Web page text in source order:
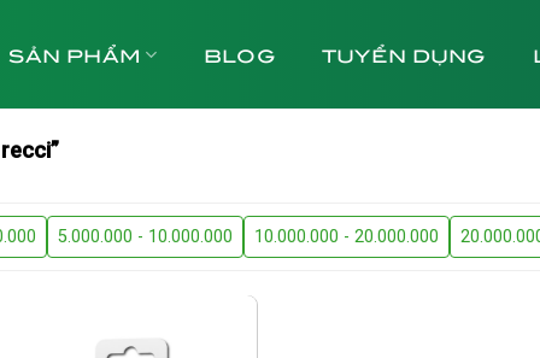
SẢN PHẨM BLOG TUYỂN DỤNG
5.000.000 - 10.000.000 10.000.000 - 20.000.000